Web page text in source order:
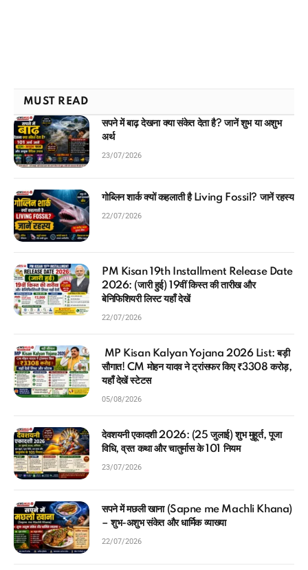
MUST READ
सपने में बाढ़ देखना क्या संकेत देता है? जानें शुभ या अशुभ
अर्थ
23/07/2026
गोब्लिन शार्क क्यों कहलाती है Living Fossil? जानें रहस्य
22/07/2026
PM Kisan 19th Installment Release Date
2026: (जारी हुई) 19वीं किस्त की तारीख और
बेनिफिशियरी लिस्ट यहाँ देखें
22/07/2026
MP Kisan Kalyan Yojana 2026 List: बड़ी
सौगात! CM मोहन यादव ने ट्रांसफर किए ₹3308 करोड़,
यहाँ देखें स्टेटस
05/08/2026
देवशयनी एकादशी 2026: (25 जुलाई) शुभ मुहूर्त, पूजा
विधि, व्रत कथा और चातुर्मास के 101 नियम
23/07/2026
सपने में मछली खाना (Sapne me Machli Khana)
– शुभ-अशुभ संकेत और धार्मिक व्याख्या
22/07/2026